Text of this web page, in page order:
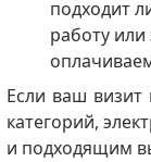
подходит
работу
Если ваш визит
категорий,
и подходящим